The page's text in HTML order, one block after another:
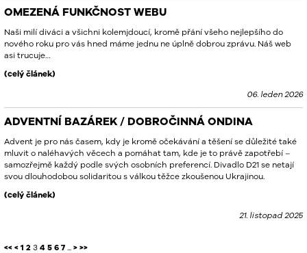
OMEZENÁ FUNKČNOST WEBU
Naši milí diváci a všichni kolemjdoucí, kromě přání všeho nejlepšího do
nového roku pro vás hned máme jednu ne úplně dobrou zprávu. Náš web
asi trucuje…
(celý článek)
06. leden 2026
ADVENTNÍ BAZÁREK / DOBROČINNÁ ONDINA
Advent je pro nás časem, kdy je kromě očekávání a těšení se důležité také
mluvit o naléhavých věcech a pomáhat tam, kde je to právě zapotřebí –
samozřejmě každý podle svých osobních preferencí. Divadlo D21 se netají
svou dlouhodobou solidaritou s válkou těžce zkoušenou Ukrajinou.
(celý článek)
21. listopad 2025
<< < 1 2 3 4 5 6 7 > >>